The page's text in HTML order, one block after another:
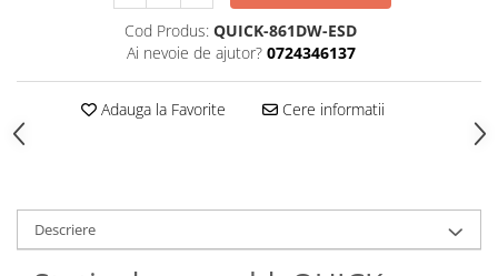
Cod Produs: QUICK-861DW-ESD
Ai nevoie de ajutor? 0724346137
Adauga la Favorite Cere informatii
Descriere